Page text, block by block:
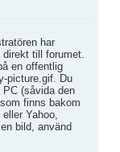
har
direkt till forumet.
en offentlig
picture.gif. Du
(såvida den
finns bakom
Yahoo,
bild, använd